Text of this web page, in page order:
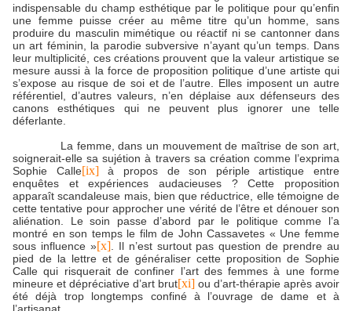
indispensable du champ esthétique par le politique pour qu’enfin
une femme puisse créer au même titre qu’un homme, sans
produire du masculin mimétique ou réactif ni se cantonner dans
un art féminin, la parodie subversive n’ayant qu’un temps. Dans
leur multiplicité, ces créations prouvent que la valeur artistique se
mesure aussi à la force de proposition politique d’une artiste qui
s’expose au risque de soi et de l’autre. Elles imposent un autre
référentiel, d’autres valeurs, n’en déplaise aux défenseurs des
canons esthétiques qui ne peuvent plus ignorer une telle
déferlante.
La femme, dans un mouvement de maîtrise de son art,
soignerait-elle sa sujétion à travers sa création comme l’exprima
Sophie Calle[ix] à propos de son périple artistique entre
enquêtes et expériences audacieuses ? Cette proposition
apparaît scandaleuse mais, bien que réductrice, elle témoigne de
cette tentative pour approcher une vérité de l’être et dénouer son
aliénation. Le soin passe d’abord par le politique comme l’a
montré en son temps le film de John Cassavetes « Une femme
sous influence »[x] . Il n’est surtout pas question de prendre au
pied de la lettre et de généraliser cette proposition de Sophie
Calle qui risquerait de confiner l’art des femmes à une forme
mineure et dépréciative d’art brut[xi] ou d’art-thérapie après avoir
été déjà trop longtemps confiné à l’ouvrage de dame et à
l’artisanat.